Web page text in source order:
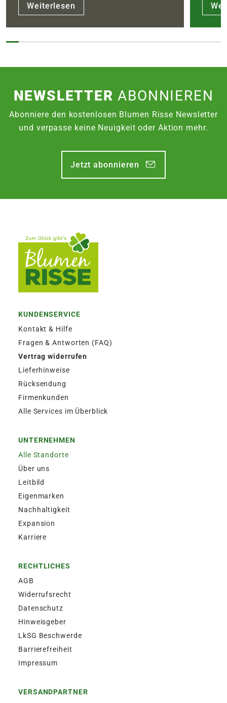
Weiterlesen
NEWSLETTERABONNIEREN
Abonniere den kostenlosen Blumen Risse Newsletter
und verpasse keine Neuigkeit oder Aktion mehr.
Jetzt abonnieren
KUNDENSERVICE
Kontakt & Hilfe
Fragen & Antworten (FAQ)
Vertrag widerrufen
Lieferhinweise
Rücksendung
Firmenkunden
Alle Services im Überblick
UNTERNEHMEN
Alle Standorte
Über uns
Leitbild
Eigenmarken
Nachhaltigkeit
Expansion
Karriere
RECHTLICHES
AGB
Widerrufsrecht
Datenschutz
Hinweisgeber
LkSG Beschwerde
Barrierefreiheit
Impressum
VERSANDPARTNER